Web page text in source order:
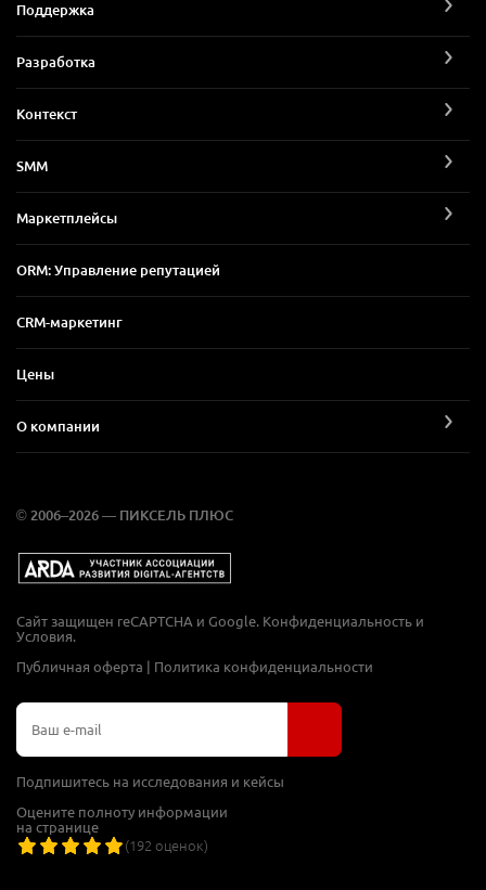
Поддержка
Разработка
Контекст
SMM
Маркетплейсы
ORM: Управление репутацией
CRM-маркетинг
Цены
О компании
© 2006–2026 — ПИКСЕЛЬ ПЛЮС
Сайт защищен reCAPTCHA и Google. Конфиденциальность и
Условия.
Публичная оферта | Политика конфиденциальности
Подпишитесь на исследования и кейсы
Оцените полноту информации
на странице
(192 оценок)